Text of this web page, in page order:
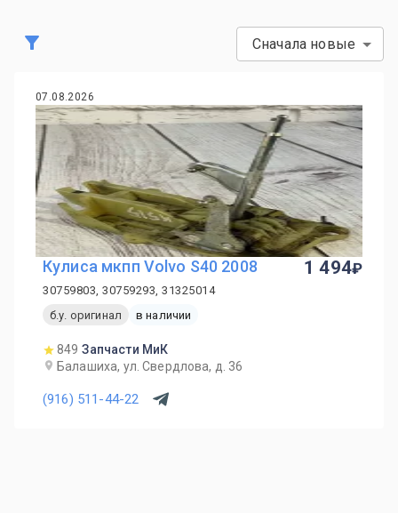
Сначала новые
07.08.2026
Кулиса мкпп Volvo S40 2008
30759803, 30759293, 31325014
б.у. оригинал
в наличии
849 Запчасти МиК
Балашиха, ул. Свердлова, д. 36
(916) 511-44-22
1 494